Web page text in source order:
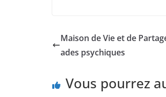
Maison de Vie et de
ades psychiques
Vous pourrez